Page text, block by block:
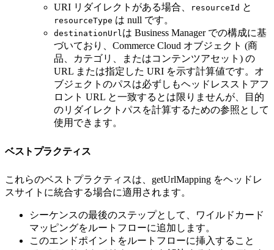
URI リダイレクトがある場合、
resourceId と
resourceType は null です。
destinationUrl は Business Manager での構成に基
づいており、Commerce Cloud オブジェクト (商
品、カテゴリ、またはコンテンツアセット) の
URL または指定した URI を示す計算値です。オ
ブジェクトのパスは必ずしもヘッドレスストアフ
ロント URL と一致するとは限りませんが、目的
のリダイレクトパスを計算するための参照として
使用できます。
ベストプラクティス
これらのベストプラクティスは、getUrlMapping をヘッドレ
スサイトに統合する場合に適用されます。
シーケンスの最後のステップとして、ワイルドカード
マッピングをルートフローに追加します。
このエンドポイントをルートフローに挿入すること